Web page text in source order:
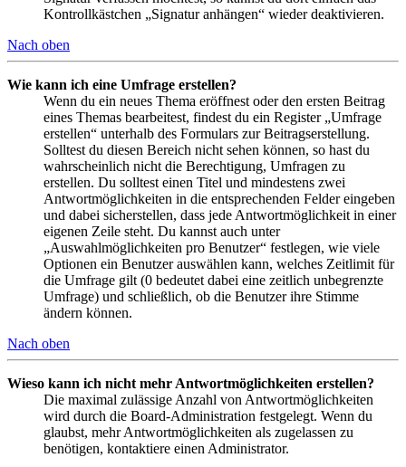
Kontrollkästchen „Signatur anhängen“ wieder deaktivieren.
Nach oben
Wie kann ich eine Umfrage erstellen?
Wenn du ein neues Thema eröffnest oder den ersten Beitrag
eines Themas bearbeitest, findest du ein Register „Umfrage
erstellen“ unterhalb des Formulars zur Beitragserstellung.
Solltest du diesen Bereich nicht sehen können, so hast du
wahrscheinlich nicht die Berechtigung, Umfragen zu
erstellen. Du solltest einen Titel und mindestens zwei
Antwortmöglichkeiten in die entsprechenden Felder eingeben
und dabei sicherstellen, dass jede Antwortmöglichkeit in einer
eigenen Zeile steht. Du kannst auch unter
„Auswahlmöglichkeiten pro Benutzer“ festlegen, wie viele
Optionen ein Benutzer auswählen kann, welches Zeitlimit für
die Umfrage gilt (0 bedeutet dabei eine zeitlich unbegrenzte
Umfrage) und schließlich, ob die Benutzer ihre Stimme
ändern können.
Nach oben
Wieso kann ich nicht mehr Antwortmöglichkeiten erstellen?
Die maximal zulässige Anzahl von Antwortmöglichkeiten
wird durch die Board-Administration festgelegt. Wenn du
glaubst, mehr Antwortmöglichkeiten als zugelassen zu
benötigen, kontaktiere einen Administrator.